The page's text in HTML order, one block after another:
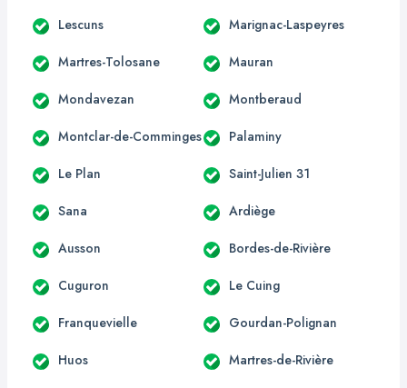
Lescuns Marignac-Laspeyres
Martres-Tolosane Mauran
Mondavezan Montberaud
Montclar-de-Comminges Palaminy
Le Plan Saint-Julien 31
Sana Ardiège
Ausson Bordes-de-Rivière
Cuguron Le Cuing
Franquevielle Gourdan-Polignan
Huos Martres-de-Rivière